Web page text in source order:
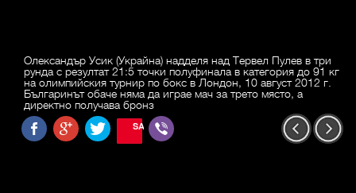
Олександър Усик (Украйна) надделя над Тервел Пулев в три
рунда с резултат 21:5 точки полуфинала в категория до 91 кг
на олимпийския турнир по бокс в Лондон, 10 август 2012 г.
Българинът обаче няма да играе мач за трето място, а
директно получава бронз
SAVE